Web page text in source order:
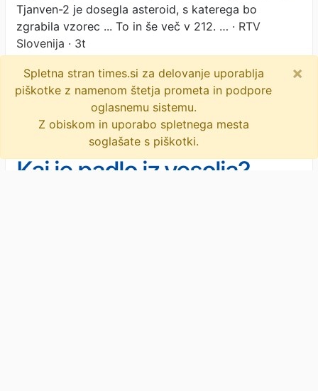
Tjanven-2 je dosegla asteroid, s katerega bo
zgrabila vzorec ... To in še več v 212. … · RTV
Slovenija · 3t
vesolje vesoljski tednik
raziskovanje vesolja objavi
Kaj je padlo iz vesolja?
Spletna stran times.si za delovanje uporablja
piškotke z namenom štetja prometa in podpore
oglasnemu sistemu.
Z obiskom in uporabo spletnega mesta
soglašate s piškotki.
×